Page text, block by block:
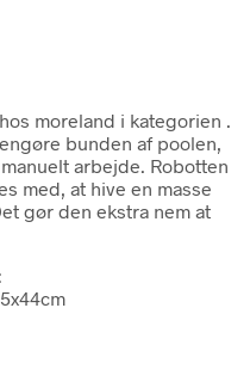
hos moreland i kategorien .
bunden af poolen,
arbejde. Robotten
med, at hive en masse
gør den ekstra nem at